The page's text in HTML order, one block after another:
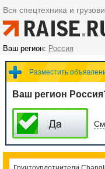
Вся спецтехника и
Ваш регион: Россия
Разместить
Ваш регион